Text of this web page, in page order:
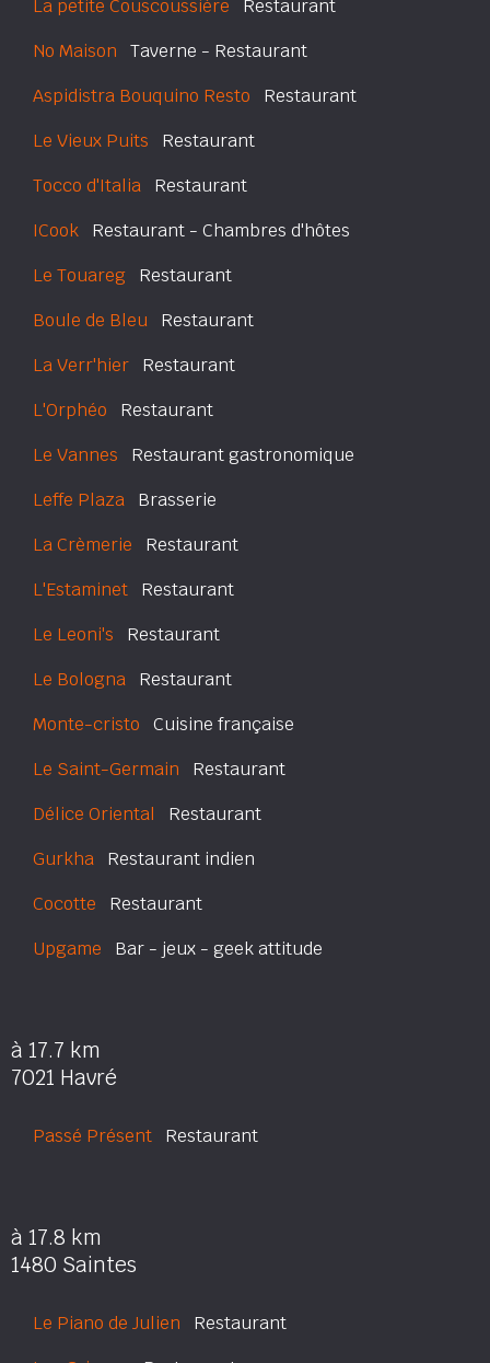
La petite Couscoussière Restaurant
No Maison Taverne - Restaurant
Aspidistra Bouquino Resto Restaurant
Le Vieux Puits Restaurant
Tocco d'Italia Restaurant
ICook Restaurant - Chambres d'hôtes
Le Touareg Restaurant
Boule de Bleu Restaurant
La Verr'hier Restaurant
L'Orphéo Restaurant
Le Vannes Restaurant gastronomique
Leffe Plaza Brasserie
La Crèmerie Restaurant
L'Estaminet Restaurant
Le Leoni's Restaurant
Le Bologna Restaurant
Monte-cristo Cuisine française
Le Saint-Germain Restaurant
Délice Oriental Restaurant
Gurkha Restaurant indien
Cocotte Restaurant
Upgame Bar - jeux - geek attitude
à 17.7 km
7021 Havré
Passé Présent Restaurant
à 17.8 km
1480 Saintes
Le Piano de Julien Restaurant